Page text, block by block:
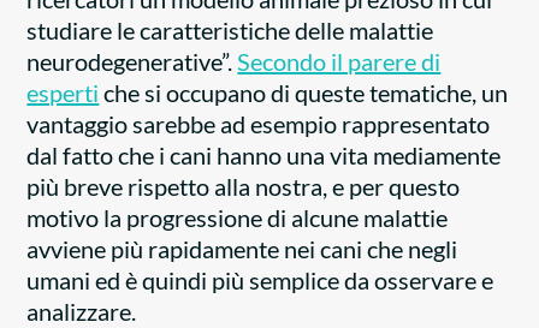
studiare le caratteristiche delle malattie
neurodegenerative”.Secondo il parere di
esperti che si occupano di queste tematiche, un
vantaggio sarebbe ad esempio rappresentato
dal fatto che i cani hanno una vita mediamente
più breve rispetto alla nostra, e per questo
motivo la progressione di alcune malattie
avviene più rapidamente nei cani che negli
umani ed è quindi più semplice da osservare e
analizzare.